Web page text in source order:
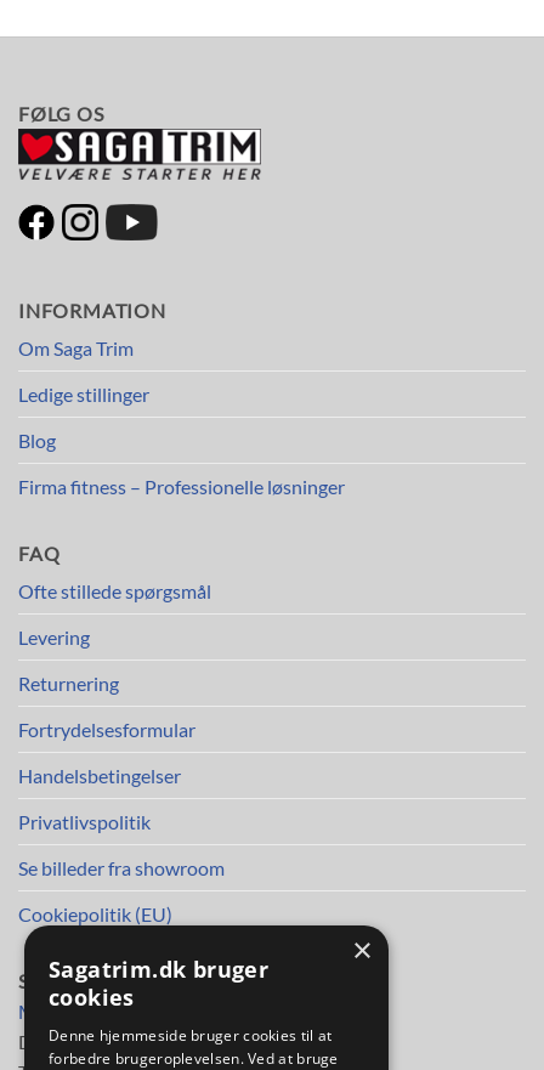
FØLG OS
INFORMATION
Om Saga Trim
Ledige stillinger
Blog
Firma fitness – Professionelle løsninger
FAQ
Ofte stillede spørgsmål
Levering
Returnering
Fortrydelsesformular
Handelsbetingelser
Privatlivspolitik
Se billeder fra showroom
Cookiepolitik (EU)
SAGA TRIM APS
Mileparken 30
DK-2730 Herlev
×
Sagatrim.dk bruger
cookies
Denne hjemmeside bruger cookies til at
forbedre brugeroplevelsen. Ved at bruge